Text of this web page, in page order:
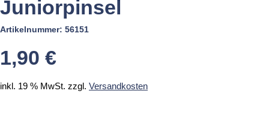
Juniorpinsel
Artikelnummer: 56151
1,90 €
inkl. 19 % MwSt. zzgl. Versandkosten